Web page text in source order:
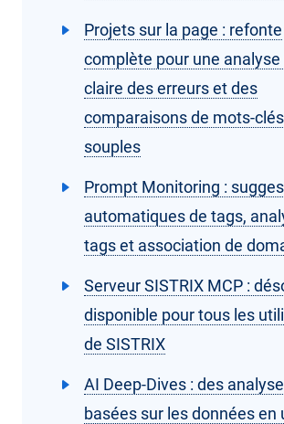
Projets sur la page : refonte
complète pour une analyse
claire des erreurs et des
comparaisons de mots-
souples
Prompt Monitoring :
automatiques de tags,
tags et association de
Serveur SISTRIX MCP :
disponible pour tous les
de SISTRIX
AI Deep-Dives : des
basées sur les données en